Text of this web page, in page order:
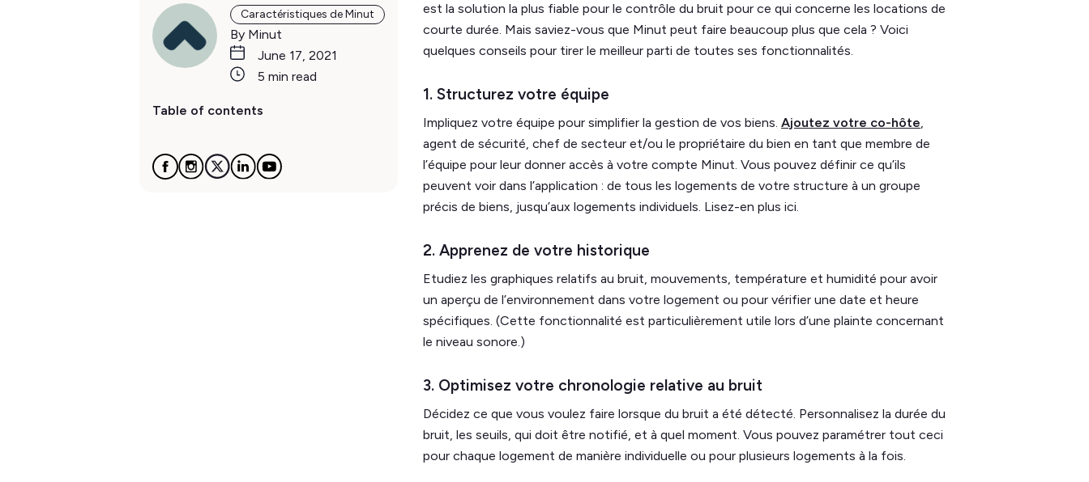
Caractéristiques de Minut
By Minut
June 17, 2021
5 min read
Table of contents
est la solution la plus fiable pour le contrôle du bruit pour ce qui concerne les locations de
courte durée. Mais saviez-vous que Minut peut faire beaucoup plus que cela ? Voici
quelques conseils pour tirer le meilleur parti de toutes ses fonctionnalités.
1. Structurez votre équipe
Impliquez votre équipe pour simplifier la gestion de vos biens. Ajoutez votre co-hôte,
agent de sécurité, chef de secteur et/ou le propriétaire du bien en tant que membre de
l’équipe pour leur donner accès à votre compte Minut. Vous pouvez définir ce qu’ils
peuvent voir dans l’application : de tous les logements de votre structure à un groupe
précis de biens, jusqu’aux logements individuels. Lisez-en plus ici.
2. Apprenez de votre historique
Etudiez les graphiques relatifs au bruit, mouvements, température et humidité pour avoir
un aperçu de l’environnement dans votre logement ou pour vérifier une date et heure
spécifiques. (Cette fonctionnalité est particulièrement utile lors d’une plainte concernant
le niveau sonore.)
3. Optimisez votre chronologie relative au bruit
Décidez ce que vous voulez faire lorsque du bruit a été détecté. Personnalisez la durée du
bruit, les seuils, qui doit être notifié, et à quel moment. Vous pouvez paramétrer tout ceci
pour chaque logement de manière individuelle ou pour plusieurs logements à la fois.